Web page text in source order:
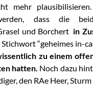
mehr
dass die
und Borchert in
Stichwort “geheimes in-
zu einem
hatten. Noch dazu
den RAe Heer, Sturm